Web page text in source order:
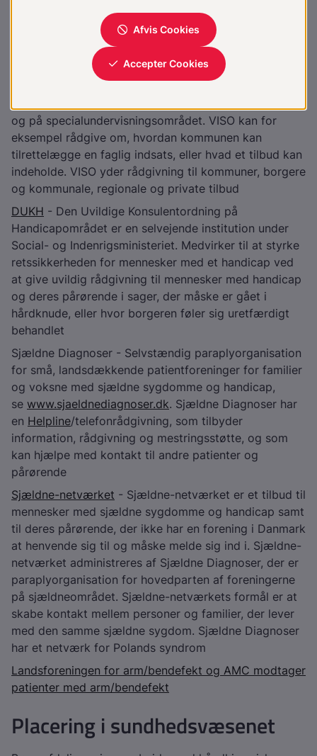
Hjælpemidler efter behov
Ressourcer
specialrådgivningsorganisation på det sociale område
og på specialundervisningsområdet. VISO kan for
eksempel rådgive om, hvordan kommunen kan
tilrettelægge en faglig indsats, eller hvad et tilbud kan
indeholde. VISO yder rådgivning til kommuner, borgere
og kommunale, regionale og private tilbud
DUKH - Den Uvildige Konsulentordning på
Handicapområdet er en selvejende institution under
Social- og Indenrigsministeriet. Medvirker til at styrke
retssikkerheden for mennesker med et handicap ved
at give uvildig rådgivning til mennesker med handicap
og deres pårørende i sager, der måske er gået i
hårdknude, eller hvor borgeren føler sig uretfærdigt
behandlet
Sjældne Diagnoser - Selvstændig paraplyorganisation
for små, landsdækkende patientforeninger for familier
og voksne med sjældne sygdomme og handicap,
se www.sjaeldnediagnoser.dk. Sjældne Diagnoser har
en Helpline/telefonrådgivning, som tilbyder
information, rådgivning og mestringsstøtte, og som
kan hjælpe med kontakt til andre patienter og
pårørende
Sjældne-netværket - Sjældne-netværket er et tilbud til
mennesker med sjældne sygdomme og handicap samt
til deres pårørende, der ikke har en forening i Danmark
at henvende sig til og måske melde sig ind i. Sjældne-
netværket administreres af Sjældne Diagnoser, der er
paraplyorganisation for hovedparten af foreningerne
på sjældneområdet. Sjældne-netværkets formål er at
skabe kontakt mellem personer og familier, der lever
med den samme sjældne sygdom. Sjældne Diagnoser
har et netværk for Polands syndrom
Landsforeningen for arm/bendefekt og AMC modtager
patienter med arm/bendefekt
Placering i sundhedsvæsenet